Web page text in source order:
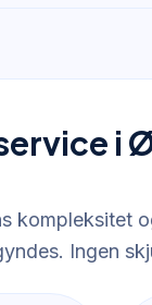
i
kompleksitet
Ingen